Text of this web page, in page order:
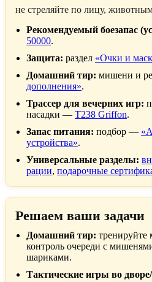
не стреляйте по лицу,
Рекомендуемый боезапас
50000.
Защита: раздел «Очки и
Домашний тир: мишени и
дополнения».
Трассер для вечерних игр:
насадки — T238 Griffon.
Запас питания: подбор —
устройства».
Универсальные разделы:
рации, подарочные
Решаем ваши задачи
Домашний тир: тренируйте
контроль очереди с
шариками.
Тактические игры во